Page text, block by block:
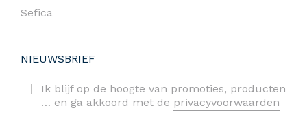
Sefica
NIEUWSBRIEF
Ik blijf op de hoogte van promoties, producten
… en ga akkoord met de privacyvoorwaarden